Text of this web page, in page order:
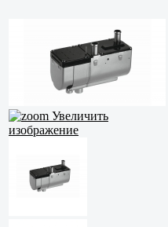
Увеличить
изображение